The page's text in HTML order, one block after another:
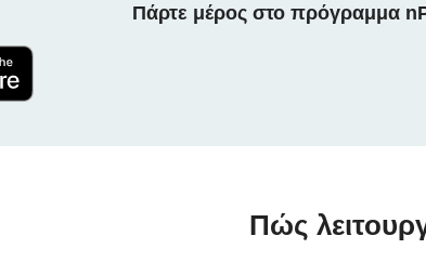
Πάρτε μέρος στο πρόγραμμα
Πώς